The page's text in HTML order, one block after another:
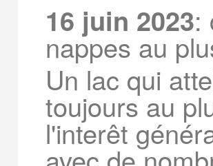
16 juin 2023:
nappes au
Un lac qui
toujours au
l'interêt